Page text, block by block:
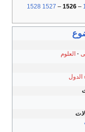
–
1526
–
1527
1528
العلوم
الدول